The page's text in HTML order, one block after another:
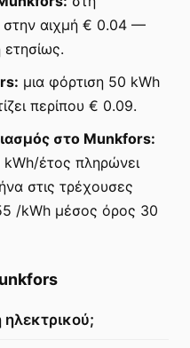
αιχμή € 0.04 —
μια φόρτιση 50 kWh
περίπου € 0.09.
στο Munkfors:
έτος πληρώνει
στις τρέχουσες
/kWh μέσος όρος 30
ηλεκτρικού;